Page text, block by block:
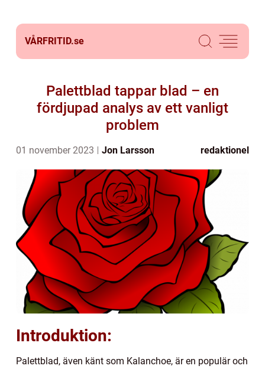
VÅRFRITID.se
Palettblad tappar blad – en
fördjupad analys av ett vanligt
problem
01 november 2023 Jon Larsson redaktionel
Introduktion:
Palettblad, även känt som Kalanchoe, är en populär och